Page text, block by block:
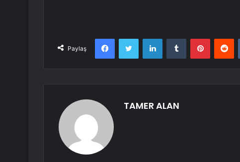
Paylaş
FacebookTwitter LinkedInTumblr Pinterest
TAMER ALAN